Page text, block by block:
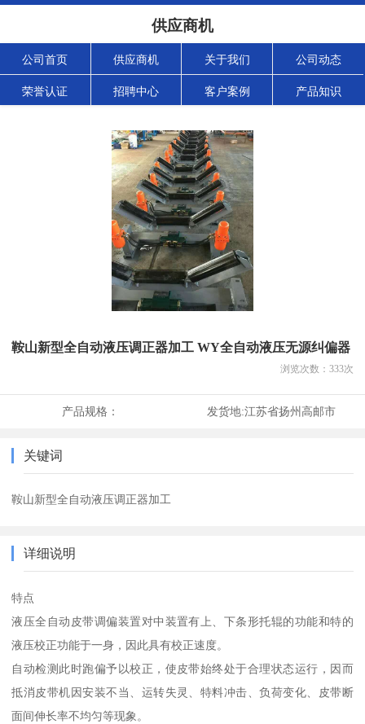
供应商机
公司首页 供应商机 关于我们 公司动态
荣誉认证 招聘中心 客户案例 产品知识
鞍山新型全自动液压调正器加工 WY全自动液压无源纠偏器
浏览次数： 333次
产品规格： 发货地:江苏省扬州高邮市
关键词
鞍山新型全自动液压调正器加工
详细说明
特点
液压全自动皮带调偏装置对中装置有上、下条形托辊的功能和特的
液压校正功能于一身，因此具有校正速度。
自动检测此时跑偏予以校正，使皮带始终处于合理状态运行，因而
抵消皮带机因安装不当、运转失灵、特料冲击、负荷变化、皮带断
面间伸长率不均匀等现象。